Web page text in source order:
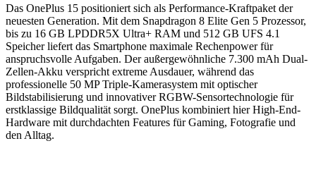
Das OnePlus 15 positioniert sich als Performance-Kraftpaket der
neuesten Generation. Mit dem Snapdragon 8 Elite Gen 5 Prozessor,
bis zu 16 GB LPDDR5X Ultra+ RAM und 512 GB UFS 4.1
Speicher liefert das Smartphone maximale Rechenpower für
anspruchsvolle Aufgaben. Der außergewöhnliche 7.300 mAh Dual-
Zellen-Akku verspricht extreme Ausdauer, während das
professionelle 50 MP Triple-Kamerasystem mit optischer
Bildstabilisierung und innovativer RGBW-Sensortechnologie für
erstklassige Bildqualität sorgt. OnePlus kombiniert hier High-End-
Hardware mit durchdachten Features für Gaming, Fotografie und
den Alltag.